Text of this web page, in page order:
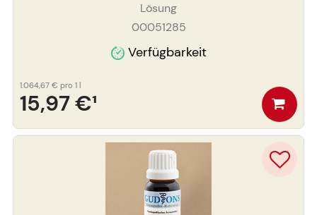
Lösung
00051285
Verfügbarkeit
15,97 €¹
1.064,67 € pro 1 l